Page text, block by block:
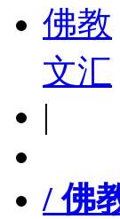
佛教
文汇
|
/ 佛